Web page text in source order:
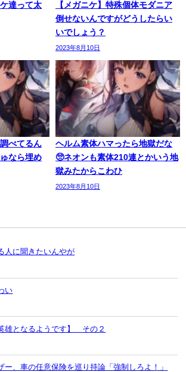
達って太
【メガニケ】特殊個体モダニア
倒せないんですがどうしたらい
いでしょう？
2023年8月10日
べてるん
なら埋め
ヘルム素体ハマったら地獄だな
🥺ネオンも素体210連とかいう地
獄みたからこわひ
2023年8月10日
人に聞きたいんやが
い
雄となるようです】 その２
ー、車の任意保険を巡り持論「強制しろよ！」